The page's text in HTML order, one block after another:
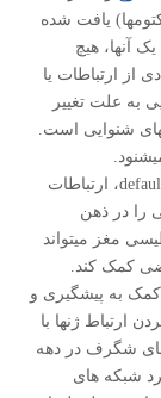
یافت شده
آنها، هیچ
از ارتباطات یا
به علت تغییر
شنوایی است.
در بیماری افسردگی، ماژول پیش فرضی default mode، ارتباطات
را در ذهن
مغز میتواند
کمک کند.
کمک به پیشگیری و
ارتباط ژنها با
شگرف در دهه
شبکه های